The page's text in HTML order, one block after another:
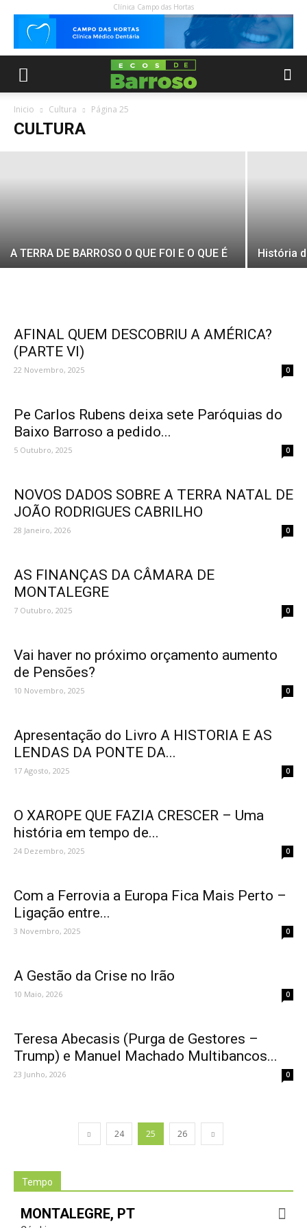
Clínica Campo das Hortas
Inicio Cultura Página 25
CULTURA
CARTA DEIXADA POR STEVE JOBS
ANTES DE MORRER
28 Março, 2020
A TERRA DE BARROSO O QUE FOI E O QUE É História
AFINAL QUEM DESCOBRIU A AMÉRICA?
(PARTE VI)
22 Novembro, 2025 0
Pe Carlos Rubens deixa sete Paróquias do
Baixo Barroso a pedido...
5 Outubro, 2025 0
NOVOS DADOS SOBRE A TERRA NATAL DE
JOÃO RODRIGUES CABRILHO
28 Janeiro, 2026 0
AS FINANÇAS DA CÂMARA DE
MONTALEGRE
7 Outubro, 2025 0
Vai haver no próximo orçamento aumento
de Pensões?
10 Novembro, 2025 0
Apresentação do Livro A HISTORIA E AS
LENDAS DA PONTE DA...
17 Agosto, 2025 0
O XAROPE QUE FAZIA CRESCER – Uma
história em tempo de...
24 Dezembro, 2025 0
Com a Ferrovia a Europa Fica Mais Perto –
Ligação entre...
3 Novembro, 2025 0
A Gestão da Crise no Irão
10 Maio, 2026 0
Teresa Abecasis (Purga de Gestores –
Trump) e Manuel Machado Multibancos...
23 Junho, 2026 0
24 25 26
Tempo
MONTALEGRE, PT